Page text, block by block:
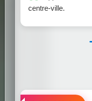
centre-ville.